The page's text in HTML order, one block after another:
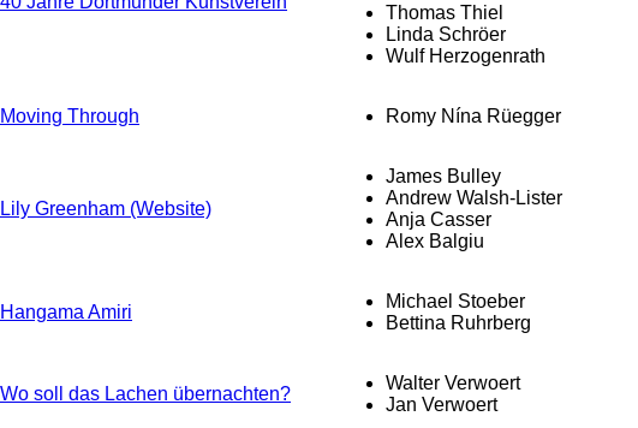
Thomas Thiel
Linda Schröer
Wulf Herzogenrath
Moving Through Romy Nína Rüegger
Lily Greenham (Website)
James Bulley
Andrew Walsh-Lister
Anja Casser
Alex Balgiu
Hangama Amiri
Michael Stoeber
Bettina Ruhrberg
Wo soll das Lachen übernachten?
Walter Verwoert
Jan Verwoert